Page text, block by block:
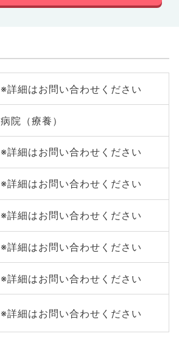
※詳細はお問い合わせください
病院（療養）
※詳細はお問い合わせください
※詳細はお問い合わせください
※詳細はお問い合わせください
※詳細はお問い合わせください
※詳細はお問い合わせください
※詳細はお問い合わせください